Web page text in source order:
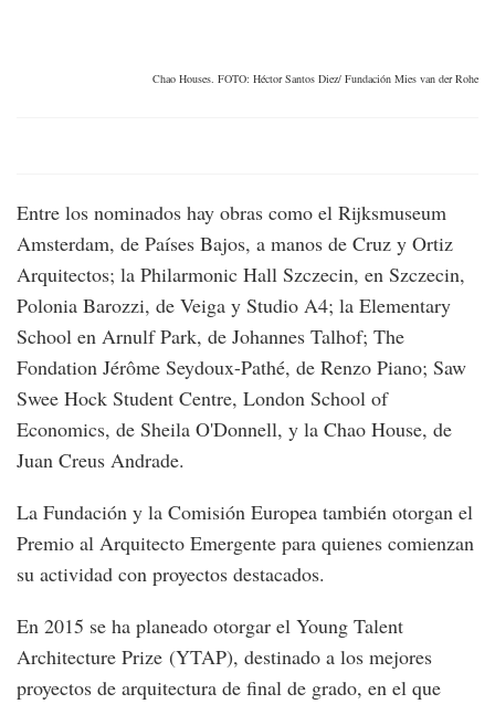
Chao Houses. FOTO: Héctor Santos Diez/ Fundación Mies van der Rohe
Entre los nominados hay obras como el Rijksmuseum
Amsterdam, de Países Bajos, a manos de Cruz y Ortiz
Arquitectos; la Philarmonic Hall Szczecin, en Szczecin,
Polonia Barozzi, de Veiga y Studio A4; la Elementary
School en Arnulf Park, de Johannes Talhof; The
Fondation Jérôme Seydoux-Pathé, de Renzo Piano; Saw
Swee Hock Student Centre, London School of
Economics, de Sheila O'Donnell, y la Chao House, de
Juan Creus Andrade.
La Fundación y la Comisión Europea también otorgan el
Premio al Arquitecto Emergente para quienes comienzan
su actividad con proyectos destacados.
En 2015 se ha planeado otorgar el Young Talent
Architecture Prize (YTAP), destinado a los mejores
proyectos de arquitectura de final de grado, en el que